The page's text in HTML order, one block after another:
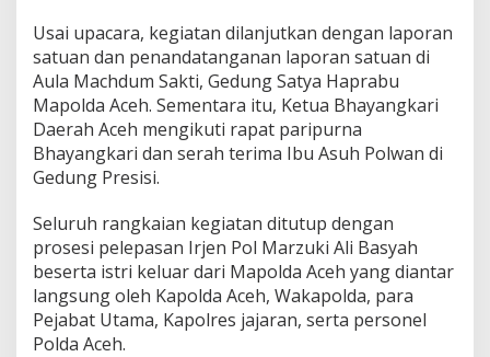
Usai upacara, kegiatan dilanjutkan dengan laporan
satuan dan penandatanganan laporan satuan di
Aula Machdum Sakti, Gedung Satya Haprabu
Mapolda Aceh. Sementara itu, Ketua Bhayangkari
Daerah Aceh mengikuti rapat paripurna
Bhayangkari dan serah terima Ibu Asuh Polwan di
Gedung Presisi.
Seluruh rangkaian kegiatan ditutup dengan
prosesi pelepasan Irjen Pol Marzuki Ali Basyah
beserta istri keluar dari Mapolda Aceh yang diantar
langsung oleh Kapolda Aceh, Wakapolda, para
Pejabat Utama, Kapolres jajaran, serta personel
Polda Aceh.